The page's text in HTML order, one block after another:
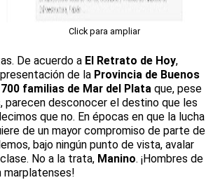
Click para ampliar
De acuerdo a El Retrato de Hoy,
de la Provincia de Buenos
700 familias de Mar del Plata que, pese
parecen desconocer el destino que les
que no. En épocas en que la lucha
de un mayor compromiso de parte de
bajo ningún punto de vista, avalar
No a la trata, Manino. ¡Hombres de
marplatenses!